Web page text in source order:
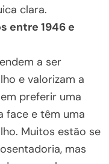
clara.
entre 1946 e
a ser
e valorizam a
preferir uma
face e têm uma
Muitos estão se
mas